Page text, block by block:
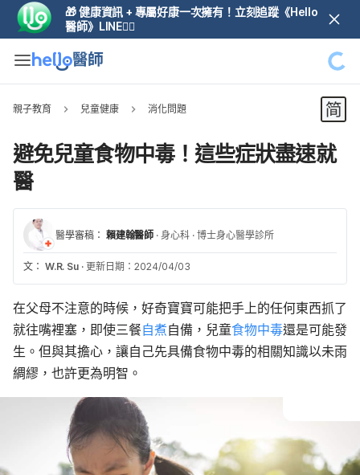
🎁 健康資訊 + 專屬好康一次擁有！立刻追蹤《Hello
醫師》LINE👆🏼
親子教育 兒童健康 消化問題
避免兒童食物中毒！這些症狀盡速就
醫
醫學審稿： 賴建翰醫師 · 身心科 · 博士身心醫學診所
文： W.R. Su · 更新日期：2024/04/03
在父母不注意的時候，好奇寶寶可能把手上的任何東西抓了
就往嘴裡塞，即使三餐自煮自備，兒童食物中毒還是可能發
生。但與其擔心，讓自己先具備食物中毒的相關知識以未雨
綢繆，也許更為明智。